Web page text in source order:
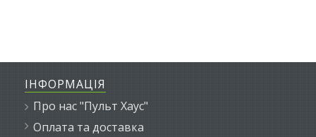
ІНФОРМАЦІЯ
Про нас "Пульт Хаус"
Оплата та доставка